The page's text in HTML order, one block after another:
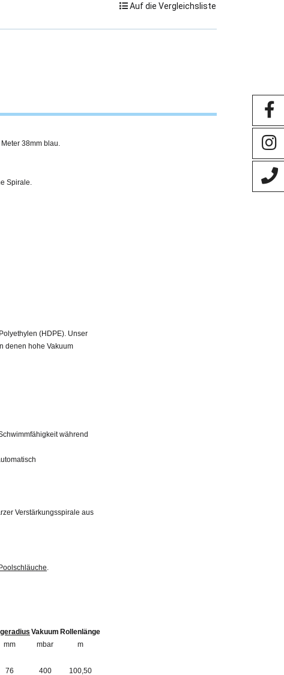
Auf die Vergleichsliste
38mm blau.
Spirale.
(HDPE). Unser
denen hohe Vakuum
während
Verstärkungsspirale aus
.
mm
Vakuum
mbar
Rollenlänge
m
76 400 100,50